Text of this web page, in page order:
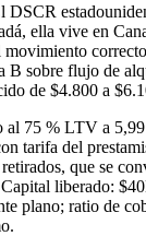
DSCR
ella vive en
B sobre flujo de
de $4.800 a
al 75 % LTV a
tarifa del
que se
liberado:
plano; ratio de